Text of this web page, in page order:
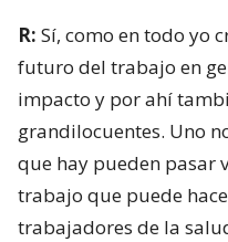
R: Sí, como en todo yo
futuro del trabajo en
impacto y por ahí
grandilocuentes. Uno
que hay pueden pasar
trabajo que puede
trabajadores de la